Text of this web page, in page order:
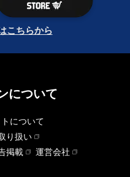
こちらから
について
について
り扱い
掲載
運営会社